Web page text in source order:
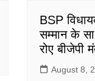
BSP
सम्मान के
रोए बीजेपी
August 8,